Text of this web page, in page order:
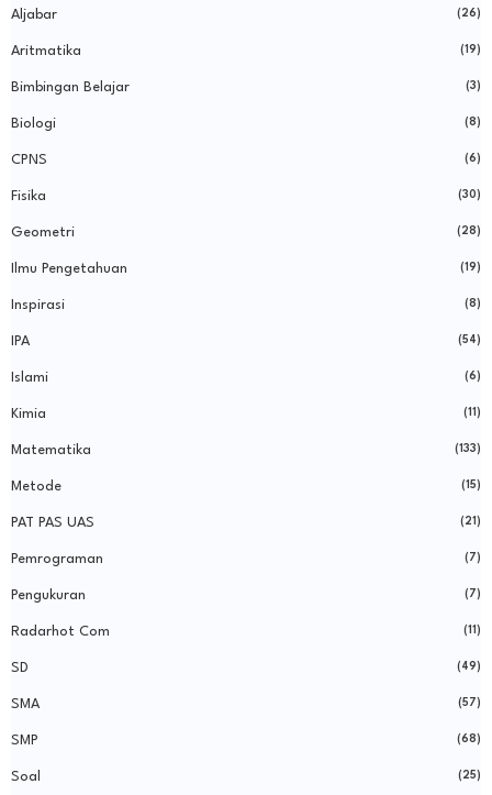
Aljabar (26)
Aritmatika (19)
Bimbingan Belajar (3)
Biologi (8)
CPNS (6)
Fisika (30)
Geometri (28)
Ilmu Pengetahuan (19)
Inspirasi (8)
IPA (54)
Islami (6)
Kimia (11)
Matematika (133)
Metode (15)
PAT PAS UAS (21)
Pemrograman (7)
Pengukuran (7)
Radarhot Com (11)
SD (49)
SMA (57)
SMP (68)
Soal (25)